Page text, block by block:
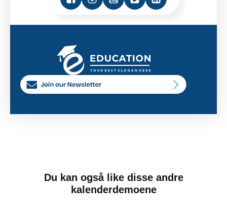
Du kan også like disse andre
kalenderdemoene